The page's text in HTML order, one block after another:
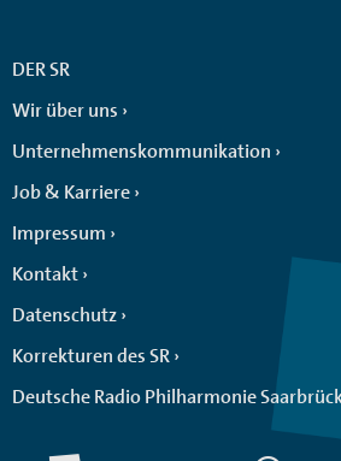
DER SR
Wir über uns
Unternehmenskommunikation
Job & Karriere
Impressum
Kontakt
Datenschutz
Korrekturen des SR
Deutsche Radio Philharmonie